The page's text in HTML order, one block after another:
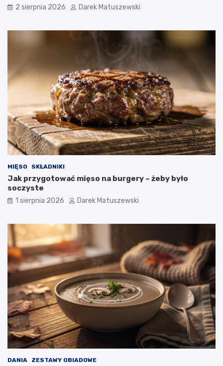
2 sierpnia 2026 Darek Matuszewski
MIĘSO SKŁADNIKI
Jak przygotować mięso na burgery – żeby było
soczyste
1 sierpnia 2026 Darek Matuszewski
DANIA ZESTAWY OBIADOWE